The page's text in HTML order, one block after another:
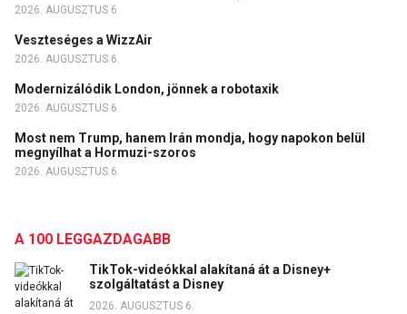
2026. AUGUSZTUS 6.
Veszteséges a WizzAir
2026. AUGUSZTUS 6.
Modernizálódik London, jönnek a robotaxik
2026. AUGUSZTUS 6.
Most nem Trump, hanem Irán mondja, hogy napokon belül
megnyílhat a Hormuzi-szoros
2026. AUGUSZTUS 6.
A 100 LEGGAZDAGABB
TikTok-videókkal alakítaná át a Disney+
szolgáltatást a Disney
2026. AUGUSZTUS 6.